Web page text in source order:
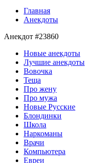
Главная
Анекдоты
Анекдот #23860
Новые анекдоты
Лучшие анекдоты
Вовочка
Теща
Про жену
Про мужа
Новые Русские
Блондинки
Школа
Наркоманы
Врачи
Компьютера
Евреи